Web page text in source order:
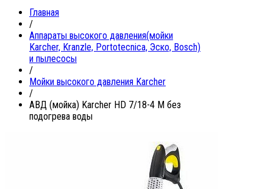
Главная
/
Аппараты высокого давления(мойки
Karcher, Kranzle, Portotecnica, Эско, Bosch)
и пылесосы
/
Мойки высокого давления Karcher
/
АВД (мойка) Karcher HD 7/18-4 M без
подогрева воды